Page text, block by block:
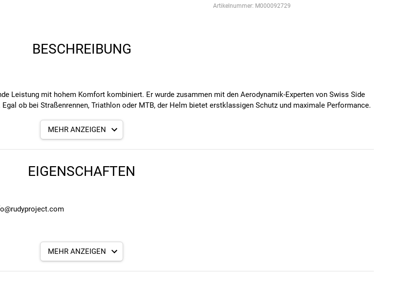
Artikelnummer: M000092729
BESCHREIBUNG
Leistung mit hohem Komfort kombiniert. Er wurde zusammen mit den Aerodynamik-Experten von Swiss Side
ob bei Straßenrennen, Triathlon oder MTB, der Helm bietet erstklassigen Schutz und maximale Performance.
MEHR ANZEIGEN
EIGENSCHAFTEN
MEHR ANZEIGEN